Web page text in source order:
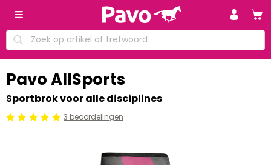
Pavo AllSports
Sportbrok voor alle disciplines
Beoordeling: 5/5 3 beoordelingen